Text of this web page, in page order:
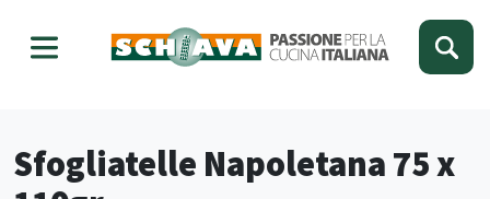
Sfogliatelle Napoletana 75 x